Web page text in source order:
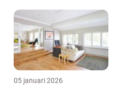
05 januari 2026